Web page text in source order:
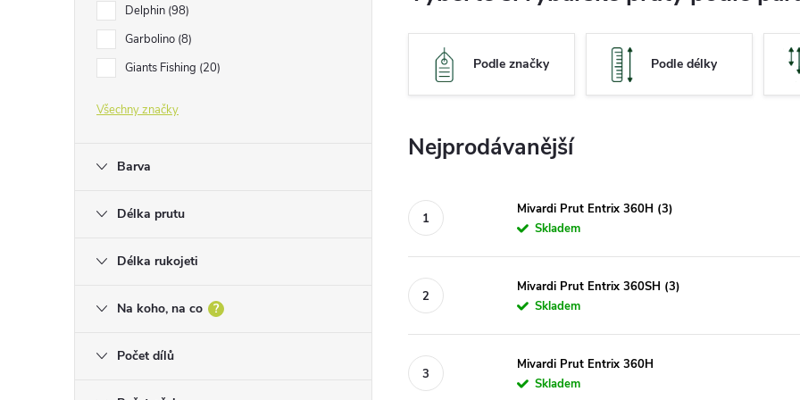
Delphin 98
Garbolino 8
Giants Fishing 20
Všechny značky
Barva
Délka prutu
Délka rukojeti
Na koho, na co ?
Počet dílů
Podle značky Podle délky
Nejprodávanější
Mivardi Prut Entrix 360H (3)
Skladem
Mivardi Prut Entrix 360SH (3)
Skladem
Mivardi Prut Entrix 360H
Skladem